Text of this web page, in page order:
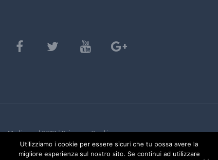
Mediasard 2018 |Privacy e Cookie
Utilizziamo i cookie per essere sicuri che tu possa avere la
migliore esperienza sul nostro sito. Se continui ad utilizzare